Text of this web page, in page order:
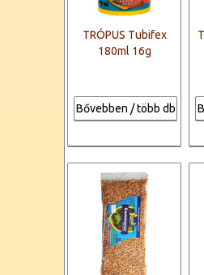
TRÓPUS Tubifex
180ml 16g
Bővebben / több db